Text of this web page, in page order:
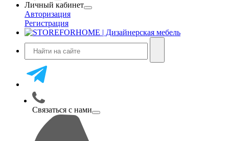
Личный кабинет
Авторизация
Регистрация
Связаться с нами